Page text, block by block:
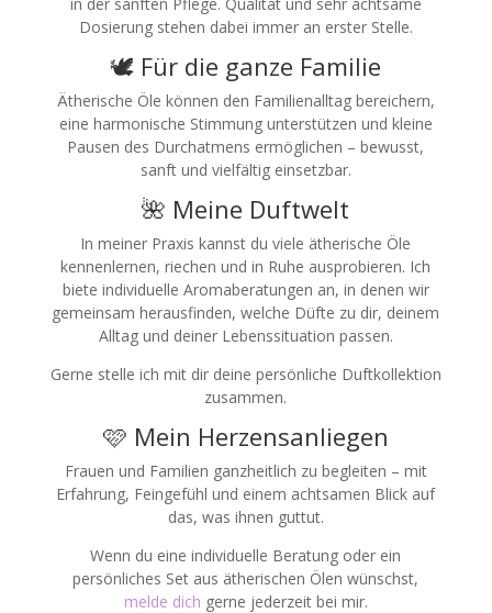
Dosierung stehen dabei immer an erster Stelle.
🕊️ Für die ganze Familie
Ätherische Öle können den Familienalltag bereichern,
eine harmonische Stimmung unterstützen und kleine
Pausen des Durchatmens ermöglichen – bewusst,
sanft und vielfältig einsetzbar.
🌺 Meine Duftwelt
In meiner Praxis kannst du viele ätherische Öle
kennenlernen, riechen und in Ruhe ausprobieren. Ich
biete individuelle Aromaberatungen an, in denen wir
gemeinsam herausfinden, welche Düfte zu dir, deinem
Alltag und deiner Lebenssituation passen.
Gerne stelle ich mit dir deine persönliche Duftkollektion
zusammen.
🩷 Mein Herzensanliegen
Frauen und Familien ganzheitlich zu begleiten – mit
Erfahrung, Feingefühl und einem achtsamen Blick auf
das, was ihnen guttut.
Wenn du eine individuelle Beratung oder ein
persönliches Set aus ätherischen Ölen wünschst,
melde dich gerne jederzeit bei mir.